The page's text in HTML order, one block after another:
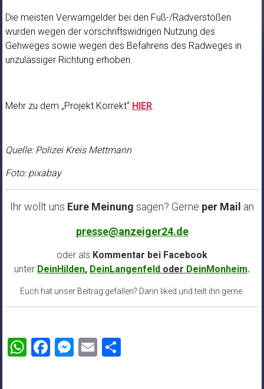
Die meisten Verwarngelder bei den Fuß-/Radverstößen
wurden wegen der vorschriftswidrigen Nutzung des
Gehweges sowie wegen des Befahrens des Radweges in
unzulässiger Richtung erhoben.
Mehr zu dem „Projekt Korrekt“ HIER.
Quelle: Polizei Kreis Mettmann
Foto: pixabay
Ihr wollt uns Eure Meinung sagen? Gerne per Mail an
presse@anzeiger24.de
oder als Kommentar bei Facebook
unter DeinHilden, DeinLangenfeld oder DeinMonheim.
Euch hat unser Beitrag gefallen? Dann liked und teilt ihn gerne.
WhatsApp
Facebook
Messenger
EmailTeilen